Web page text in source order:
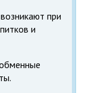
при
и